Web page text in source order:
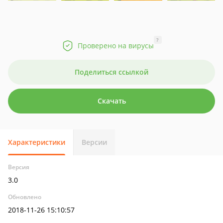
Проверено на вирусы
?
Поделиться ссылкой
Скачать
Характеристики Версии
Версия
3.0
Обновлено
2018-11-26 15:10:57